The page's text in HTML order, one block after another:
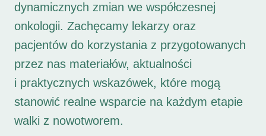
dynamicznych zmian we współczesnej
onkologii. Zachęcamy lekarzy oraz
pacjentów do korzystania z przygotowanych
przez nas materiałów, aktualności
i praktycznych wskazówek, które mogą
stanowić realne wsparcie na każdym etapie
walki z nowotworem.